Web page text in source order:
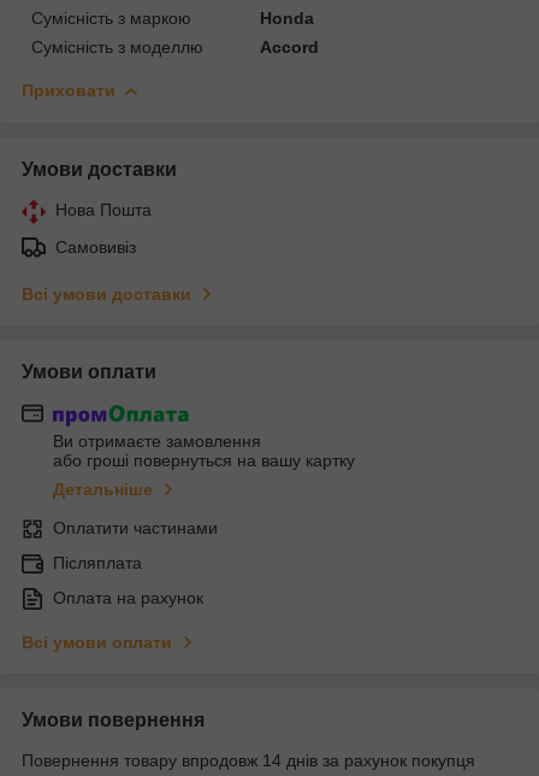
Сумісність з маркою
Honda
Сумісність з моделлю
Accord
Приховати
Умови доставки
Нова Пошта
Самовивіз
Всі умови доставки
Умови оплати
Ви отримаєте замовлення
або гроші повернуться на вашу картку
Детальніше
Оплатити частинами
Післяплата
Оплата на рахунок
Всі умови оплати
Умови повернення
Повернення товару впродовж 14 днів за рахунок покупця